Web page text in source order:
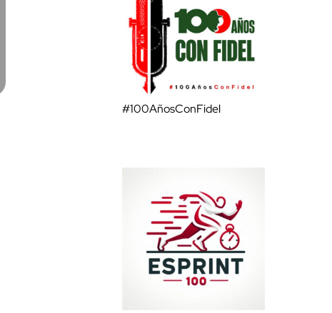
#100AñosConFidel